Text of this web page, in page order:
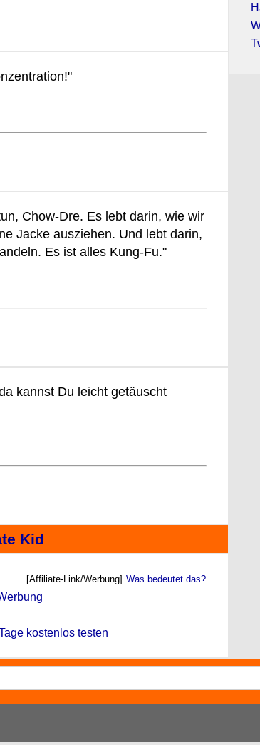
Chow-Dre. Es lebt darin, wie wir
Jacke ausziehen. Und lebt darin,
Es ist alles Kung-Fu."
kannst Du leicht getäuscht
Kid
[Affiliate-Link/Werbung] Was bedeutet das?
kostenlos testen